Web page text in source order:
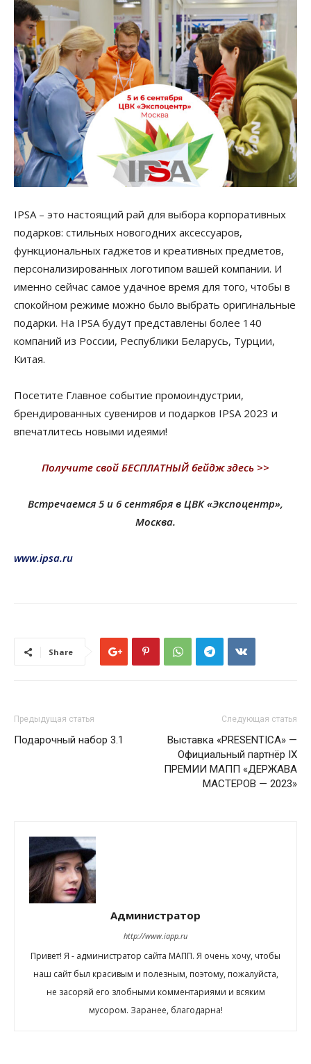
IPSA – это настоящий рай для выбора корпоративных
подарков: стильных новогодних аксессуаров,
функциональных гаджетов и креативных предметов,
персонализированных логотипом вашей компании. И
именно сейчас самое удачное время для того, чтобы в
спокойном режиме можно было выбрать оригинальные
подарки. На IPSA будут представлены более 140
компаний из России, Республики Беларусь, Турции,
Китая.
Посетите Главное событие промоиндустрии,
брендированных сувениров и подарков IPSA 2023 и
впечатлитесь новыми идеями!
Получите свой БЕСПЛАТНЫЙ бейдж здесь >>
Встречаемся 5 и 6 сентября в ЦВК «Экспоцентр»,
Москва.
www.ipsa.ru
Share
Предыдущая статья
Подарочный набор 3.1
Следующая статья
Выставка «PRESENTIСA» —
Официальный партнёр IX
ПРЕМИИ МАПП «ДЕРЖАВА
МАСТЕРОВ — 2023»
Администратор
http://www.iapp.ru
Привет! Я - администратор сайта МАПП. Я очень хочу, чтобы
наш сайт был красивым и полезным, поэтому, пожалуйста,
не засоряй его злобными комментариями и всяким
мусором. Заранее, благодарна!